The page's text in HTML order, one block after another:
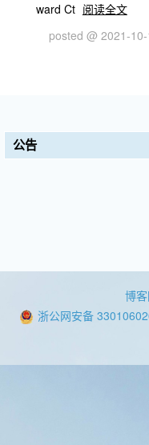
ward Ct 阅读全文
posted @ 2021-
公告
博
浙公网安备